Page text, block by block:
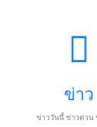
ข่าว
ข่าววันนี้ ข่าวด่วน